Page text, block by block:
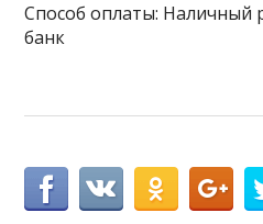
Способ оплаты: Наличный
банк